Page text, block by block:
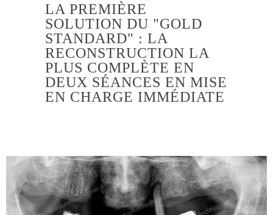
LA PREMIÈRE
SOLUTION DU "GOLD
STANDARD" : LA
RECONSTRUCTION LA
PLUS COMPLÈTE EN
DEUX SÉANCES EN MISE
EN CHARGE IMMÉDIATE